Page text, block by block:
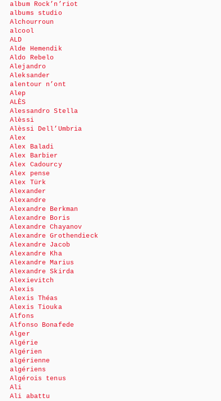
album Rock’n’riot
albums studio
Alchourroun
alcool
ALD
Alde Hemendik
Aldo Rebelo
Alejandro
Aleksander
alentour n’ont
Alep
ALÈS
Alessandro Stella
Alèssi
Alèssi Dell’Umbria
Alex
Alex Baladi
Alex Barbier
Alex Cadourcy
Alex pense
Alex Türk
Alexander
Alexandre
Alexandre Berkman
Alexandre Boris
Alexandre Chayanov
Alexandre Grothendieck
Alexandre Jacob
Alexandre Kha
Alexandre Marius
Alexandre Skirda
Alexievitch
Alexis
Alexis Théas
Alexis Tiouka
Alfons
Alfonso Bonafede
Alger
Algérie
Algérien
algérienne
algériens
Algérois tenus
Ali
Ali abattu